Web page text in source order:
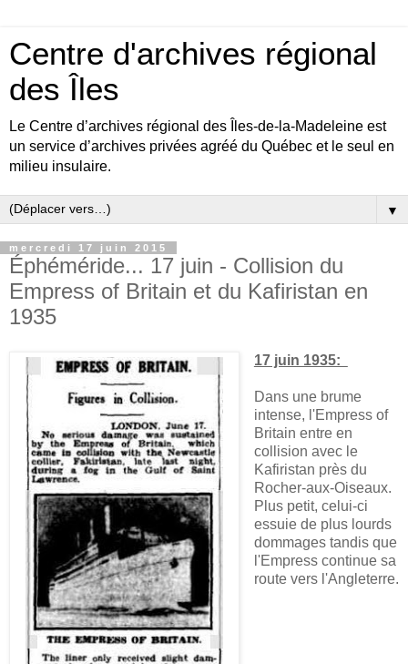
Centre d'archives régional
des Îles
Le Centre d’archives régional des Îles-de-la-Madeleine est
un service d’archives privées agréé du Québec et le seul en
milieu insulaire.
▼
mercredi 17 juin 2015
Éphéméride... 17 juin - Collision du
Empress of Britain et du Kafiristan en
1935
17 juin 1935:
Dans une brume
intense, l'Empress of
Britain entre en
collision avec le
Kafiristan près du
Rocher-aux-Oiseaux.
Plus petit, celui-ci
essuie de plus lourds
dommages tandis que
l'Empress continue sa
route vers l'Angleterre.